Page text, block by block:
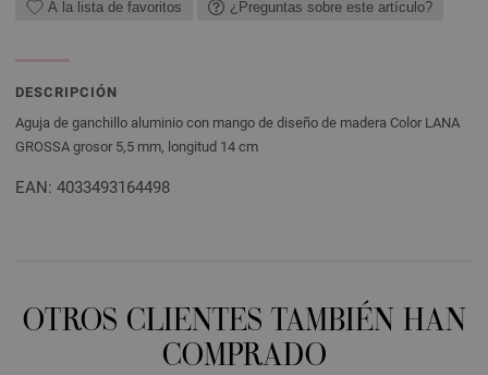
A la lista de favoritos ¿Preguntas sobre este artículo?
DESCRIPCIÓN
Aguja de ganchillo aluminio con mango de diseño de madera Color LANA
GROSSA grosor 5,5 mm, longitud 14 cm
EAN: 4033493164498
OTROS CLIENTES TAMBIÉN HAN
COMPRADO